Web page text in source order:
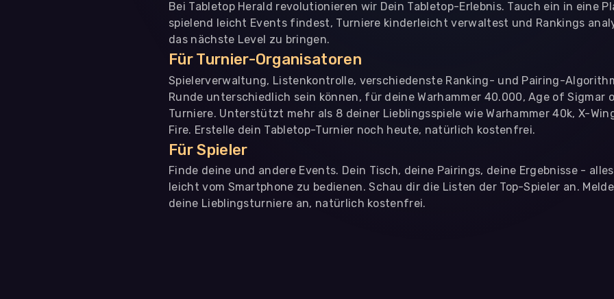
Bei Tabletop Herald revolutionieren wir Dein Tabletop-Erlebnis. Tauch ein in eine
spielend leicht Events findest, Turniere kinderleicht verwaltest und Rankings
das nächste Level zu bringen.
Für Turnier-Organisatoren
Spielerverwaltung, Listenkontrolle, verschiedenste Ranking- und Pairing-
Runde unterschiedlich sein können, für deine Warhammer 40.000, Age of Sigmar
Turniere. Unterstützt mehr als 8 deiner Lieblingsspiele wie Warhammer 40k, X-
Fire. Erstelle dein Tabletop-Turnier noch heute, natürlich kostenfrei.
Für Spieler
Finde deine und andere Events. Dein Tisch, deine Pairings, deine Ergebnisse -
leicht vom Smartphone zu bedienen. Schau dir die Listen der Top-Spieler an.
deine Lieblingsturniere an, natürlich kostenfrei.